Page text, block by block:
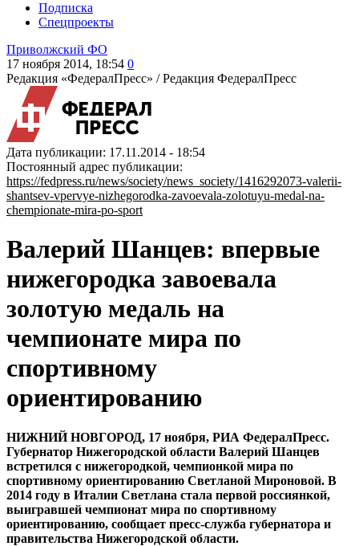
Подписка
Спецпроекты
Приволжский ФО
17 ноября 2014, 18:54 0
Редакция «ФедералПресс» /Редакция ФедералПресс
Дата публикации: 17.11.2014 - 18:54
Постоянный адрес публикации:
https://fedpress.ru/news/society/news_society/1416292073-valerii-
shantsev-vpervye-nizhegorodka-zavoevala-zolotuyu-medal-na-
chempionate-mira-po-sport
Валерий Шанцев: впервые
нижегородка завоевала
золотую медаль на
чемпионате мира по
спортивному
ориентированию
НИЖНИЙ НОВГОРОД, 17 ноября, РИА ФедералПресс.
Губернатор Нижегородской области Валерий Шанцев
встретился с нижегородкой, чемпионкой мира по
спортивному ориентированию Светланой Мироновой. В
2014 году в Италии Светлана стала первой россиянкой,
выигравшей чемпионат мира по спортивному
ориентированию, сообщает пресс-служба губернатора и
правительства Нижегородской области.